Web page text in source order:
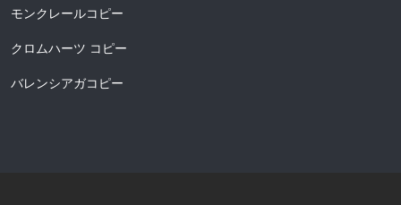
モンクレールコピー
クロムハーツ コピー
バレンシアガコピー